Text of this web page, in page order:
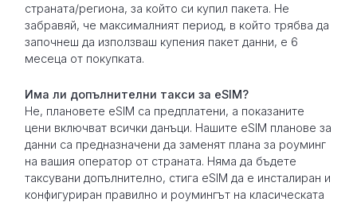
страната/региона, за който си купил пакета. Не
забравяй, че максималният период, в който трябва да
започнеш да използваш купения пакет данни, е 6
месеца от покупката.
Има ли допълнителни такси за eSIM?
Не, плановете eSIM са предплатени, а показаните
цени включват всички данъци. Нашите eSIM планове за
данни са предназначени да заменят плана за роуминг
на вашия оператор от страната. Няма да бъдете
таксувани допълнително, стига eSIM да е инсталиран и
конфигуриран правилно и роумингът на класическата